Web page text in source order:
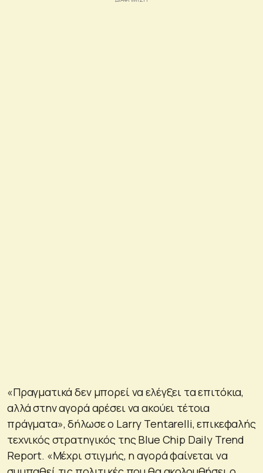
«Πραγματικά δεν μπορεί να ελέγξει τα επιτόκια,
αλλά στην αγορά αρέσει να ακούει τέτοια
πράγματα», δήλωσε ο Larry Tentarelli, επικεφαλής
τεχνικός στρατηγικός της Blue Chip Daily Trend
Report. «Μέχρι στιγμής, η αγορά φαίνεται να